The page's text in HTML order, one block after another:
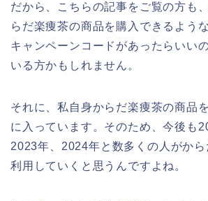
だから、こちらの記事をご覧の方も
らだ楽痩茶の商品を購入できるよう
キャンペーンコードがあったらいい
いる方かもしれません。
それに、私自身からだ楽痩茶の商品
に入っています。そのため、今後も
2023年、2024年と数多くの人がか
利用していくと思うんですよね。